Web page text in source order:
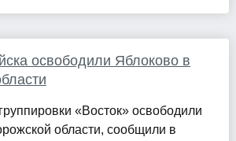
освободили Яблоково в
«Восток» освободили
области, сообщили в